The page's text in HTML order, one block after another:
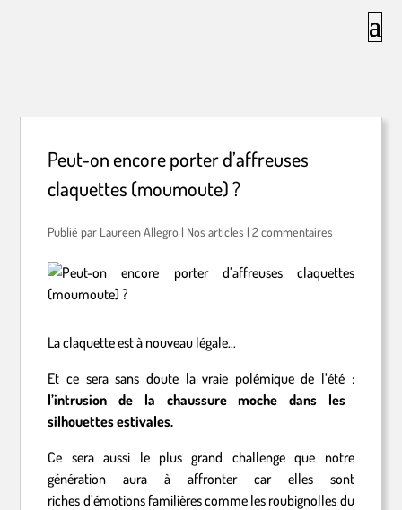
Peut-on encore porter d’affreuses
claquettes (moumoute) ?
par Laureen Allegro | Nos articles |2 commentaires
La claquette est à nouveau légale…
Et ce sera sans doute la vraie polémique de l’été :
l’intrusion de la chaussuremoche dans les
silhouettes estivales.
Ce sera aussi le plus grand challenge que notre
génération aura à affronter car elles sont
riches d’émotions familières comme les roubignolles du